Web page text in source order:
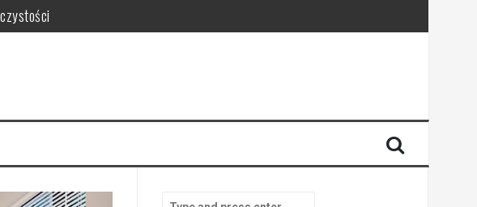
miejsce
i zabawy